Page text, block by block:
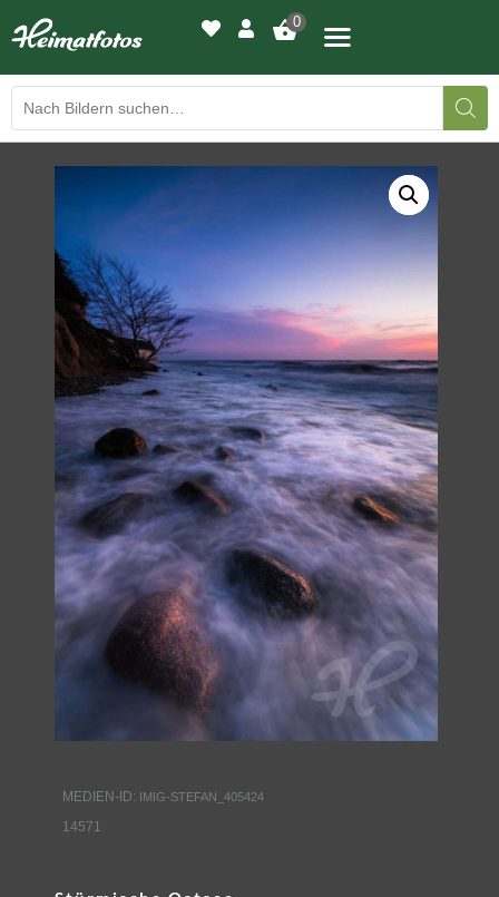
0
BILDERGALERIE
DRUCKQUALITÄTEN
LED-LEUCHTBILDER
WIR DRUCKEN IHR BILD
AUSSTELLUNGEN
HEIMATLICHTER
KONTAKT
MEDIEN-ID: IMIG-STEFAN_405424
14571